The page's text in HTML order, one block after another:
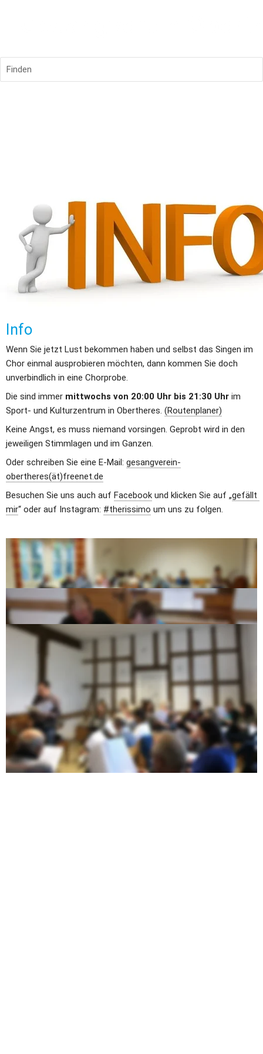
Finden
Info
Wenn Sie jetzt Lust bekommen haben und selbst das Singen im
Chor einmal ausprobieren möchten, dann kommen Sie doch
unverbindlich in eine Chorprobe.
Die sind immer mittwochs von 20:00 Uhr bis 21:30 Uhr im
Sport- und Kulturzentrum in Obertheres. (Routenplaner)
Keine Angst, es muss niemand vorsingen. Geprobt wird in den
jeweiligen Stimmlagen und im Ganzen.
Oder schreiben Sie eine E-Mail: gesangverein-
obertheres(ät)freenet.de
Besuchen Sie uns auch auf Facebook und klicken Sie auf „gefällt
mir“ oder auf Instagram: #therissimo um uns zu folgen.
Der Chor beim Probentag zum Weihnachtskonzert 2016 in der
Jugendherberge Königsberg.
Diese verflixte Technik.......Beim Probentag 2017
Und das soll alles bis zum Konzert klappen???.......Beim
Probentag 2018